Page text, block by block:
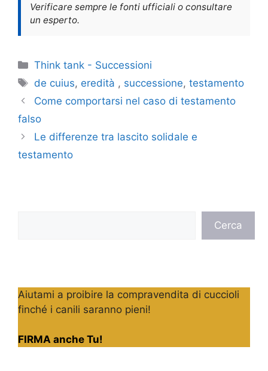
Verificare sempre le fonti ufficiali o consultare
un esperto.
Categorie
Think tank - Successioni
Tag
de cuius, eredità , successione,testamento
Come comportarsi nel caso di testamento
falso
Le differenze tra lascito solidale e
testamento
Cerca
Aiutami a proibire la compravendita di cuccioli
finché i canili saranno pieni!
FIRMA anche Tu!